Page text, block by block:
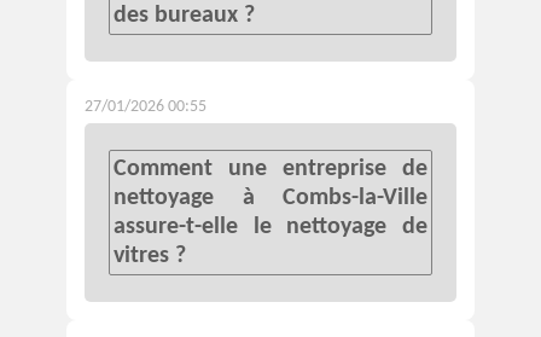
des bureaux ?
27/01/2026 00:55
Comment une entreprise de
nettoyage à Combs-la-Ville
assure-t-elle le nettoyage de
vitres ?